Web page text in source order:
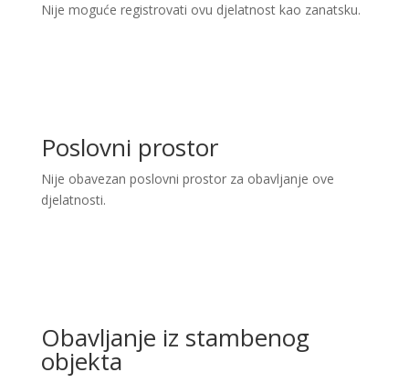
Nije moguće registrovati ovu djelatnost kao zanatsku.
Poslovni prostor
Nije obavezan poslovni prostor za obavljanje ove
djelatnosti.
Obavljanje iz stambenog
objekta